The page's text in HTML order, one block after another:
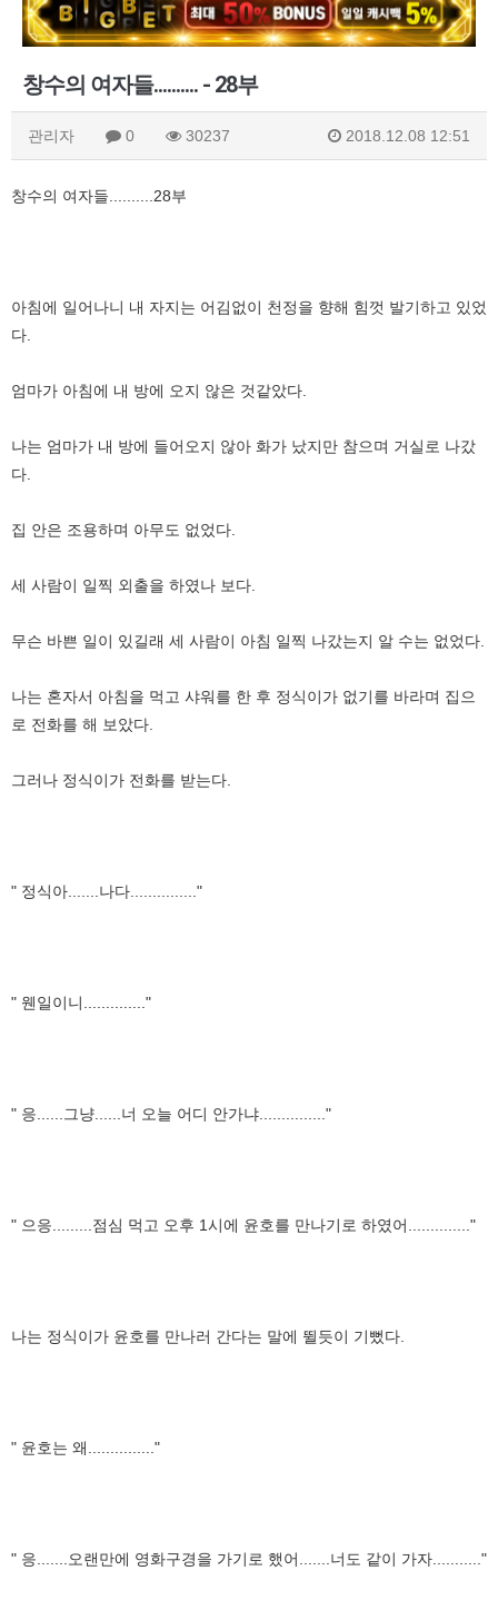
창수의 여자들.......... - 28부
관리자 0 30237 2018.12.08 12:51
창수의 여자들..........28부
아침에 일어나니 내 자지는 어김없이 천정을 향해 힘껏 발기하고 있었
다.
엄마가 아침에 내 방에 오지 않은 것같았다.
나는 엄마가 내 방에 들어오지 않아 화가 났지만 참으며 거실로 나갔
다.
집 안은 조용하며 아무도 없었다.
세 사람이 일찍 외출을 하였나 보다.
무슨 바쁜 일이 있길래 세 사람이 아침 일찍 나갔는지 알 수는 없었다.
나는 혼자서 아침을 먹고 샤워를 한 후 정식이가 없기를 바라며 집으
로 전화를 해 보았다.
그러나 정식이가 전화를 받는다.
" 정식아.......나다..............."
" 웬일이니.............."
" 응......그냥......너 오늘 어디 안가냐..............."
" 으응.........점심 먹고 오후 1시에 윤호를 만나기로 하였어.............."
나는 정식이가 윤호를 만나러 간다는 말에 뛸듯이 기뻤다.
" 윤호는 왜..............."
" 응.......오랜만에 영화구경을 가기로 했어.......너도 같이 가자..........."